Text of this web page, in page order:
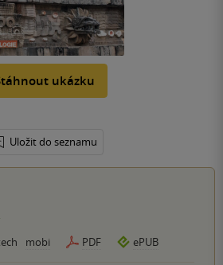
ukázku
Uložit do seznamu
mobi PDF ePUB